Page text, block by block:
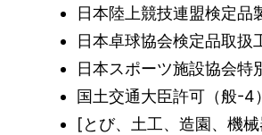
日本陸上競技連盟検定品
日本卓球協会検定品取扱
日本スポーツ施設協会特
国土交通大臣許可（般-
[とび、土工、造園、機